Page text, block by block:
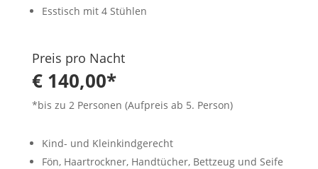
Esstisch mit 4 Stühlen
Preis pro Nacht
€ 140,00*
*bis zu 2 Personen (Aufpreis ab 5. Person)
Kind- und Kleinkindgerecht
Fön, Haartrockner, Handtücher, Bettzeug und Seife